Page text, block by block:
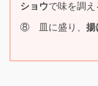
ショウで味を調え
⑧ 皿に盛り、 揚